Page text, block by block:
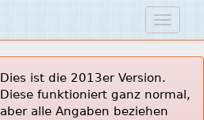
Dies ist die 2013er Version.
Diese funktioniert ganz normal,
aber alle Angaben beziehen